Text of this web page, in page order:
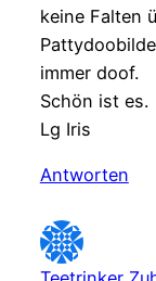
keine Falten
immer doof.
Schön ist es.
Lg Iris
Antworten